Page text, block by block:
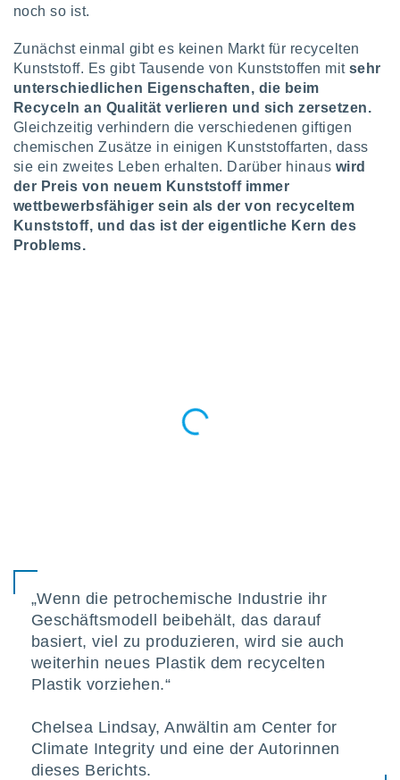
1199
noch so ist.
Zunächst einmal gibt es keinen Markt für recycelten
Kunststoff. Es gibt Tausende von Kunststoffen mitsehr
unterschiedlichen Eigenschaften, die beim
Recyceln an Qualität verlieren und sich zersetzen.
Gleichzeitig verhindern die verschiedenen giftigen
chemischen Zusätze in einigen Kunststoffarten, dass
sie ein zweites Leben erhalten. Darüber hinaus wird
der Preis von neuem Kunststoff immer
wettbewerbsfähiger sein als der von recyceltem
Kunststoff, und das ist der eigentliche Kern des
Problems.
„Wenn die petrochemische Industrie ihr
Geschäftsmodell beibehält, das darauf
basiert, viel zu produzieren, wird sie auch
weiterhin neues Plastik dem recycelten
Plastik vorziehen.“
Chelsea Lindsay, Anwältin am Center for
Climate Integrity und eine der Autorinnen
dieses Berichts.